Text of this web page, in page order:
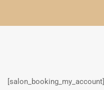
[salon_booking_my_account]